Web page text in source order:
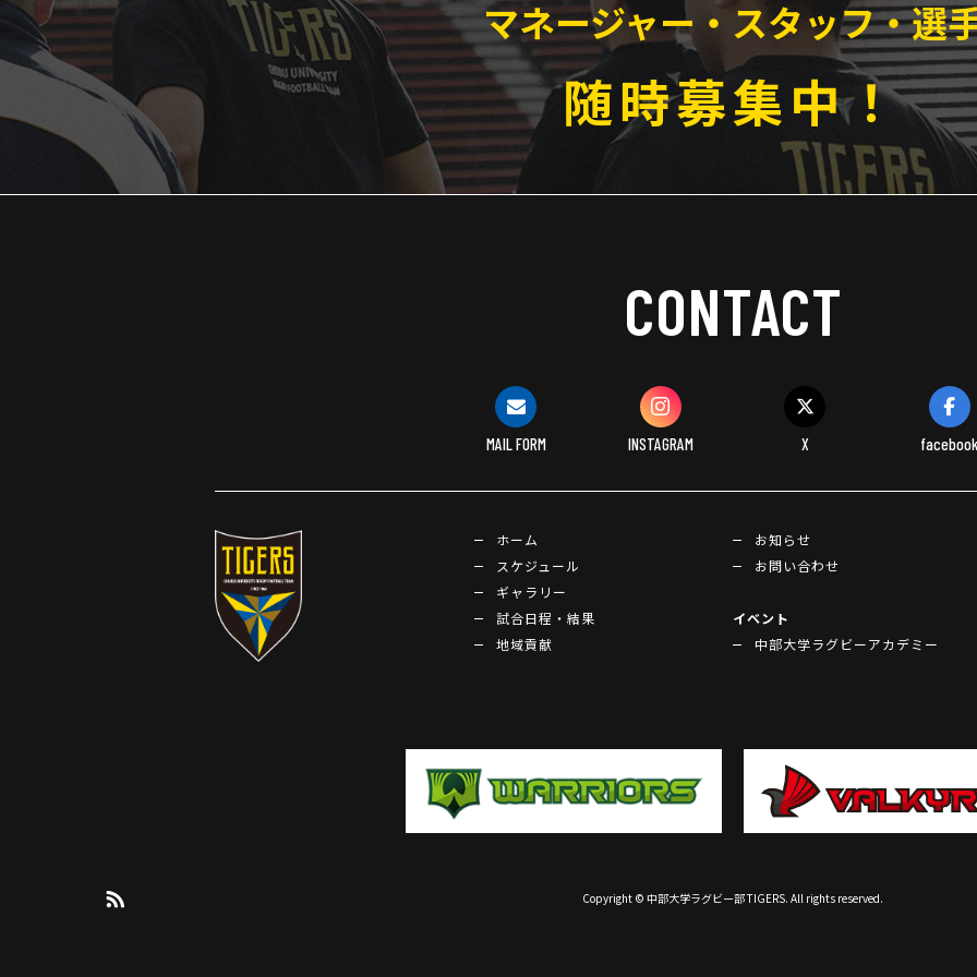
マネージャー・スタッフ・選
随時募集中！
CONTACT
MAIL FORM INSTAGRAM X
ホーム
スケジュール
ギャラリー
試合日程・結果
地域貢献
お知らせ
お問い合わせ
イベント
中部大学ラグビーアカデミー
Copyright © 中部大学ラグビー部 TIGERS. All rights reserved.